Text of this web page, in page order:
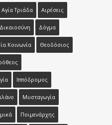
Αγία Τριάδα Αιρέσεις
Δικαιοσύνη Δόγμα
Κοινωνία Θεοδόσιος
Ιππόδρομος
Μυσταγωγία
Ποιμενάρχης